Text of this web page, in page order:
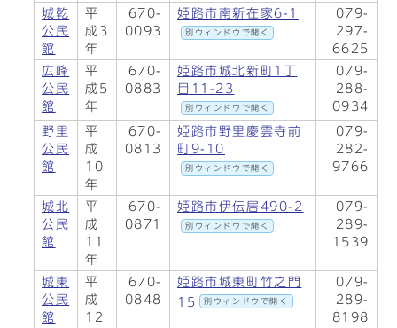
城乾
公民
館
平
成3
年
670-
0093
姫路市南新在家6-1
別ウィンドウで開く
079-
297-
6625
広峰
公民
館
平
成5
年
670-
0883
姫路市城北新町1丁
目11-23
別ウィンドウで開く
079-
288-
0934
野里
公民
館
平
成
10
年
670-
0813
姫路市野里慶雲寺前
町9-10
別ウィンドウで開く
079-
282-
9766
城北
公民
館
平
成
11
年
670-
0871
姫路市伊伝居490-2
別ウィンドウで開く
079-
289-
1539
城東
公民
館
平
成
12
670-
0848
姫路市城東町竹之門
15
別ウィンドウで開く
079-
289-
8198